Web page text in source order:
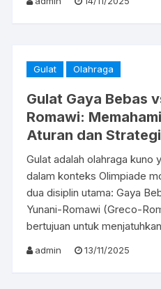
Gulat Olahraga
Gulat Gaya Bebas
Romawi:
Aturan dan
Gulat adalah olahraga kuno
dalam konteks Olimpiade
dua disiplin utama: Gaya
Yunani-Romawi (Greco-
bertujuan untuk
admin 13/11/2025